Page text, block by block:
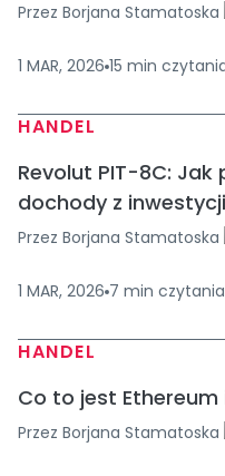
Przez Borjana Stamatoska
1 MAR, 2026 15 min
HANDEL
Revolut PIT-8C: Jak
dochody z
Przez Borjana Stamatoska
1 MAR, 2026 7 min czytania
HANDEL
Co to jest
Przez Borjana Stamatoska